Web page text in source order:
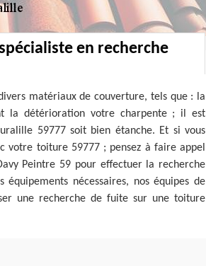
en recherche
matériaux de couverture, tels que : la
la détérioration votre charpente ; il est
59777 soit bien étanche. Et si vous
votre toiture 59777 ; pensez à faire appel
Peintre 59 pour effectuer la recherche
nécessaires, nos équipes de
une recherche de fuite sur une toiture